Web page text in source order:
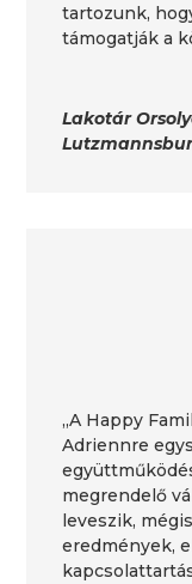
tartozunk,
támogatják a
Lakotár
„A Happy
Adriennre
megrendelő
leveszik,
eredmények,